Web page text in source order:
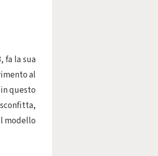
fa la sua
al
questo
modello